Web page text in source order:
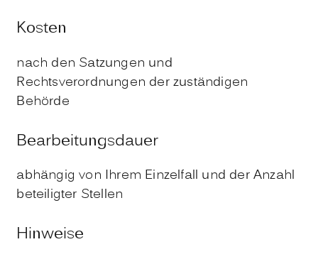
Kosten
nach den Satzungen und
Rechtsverordnungen der zuständigen
Behörde
Bearbeitungsdauer
abhängig von Ihrem Einzelfall und der Anzahl
beteiligter Stellen
Hinweise